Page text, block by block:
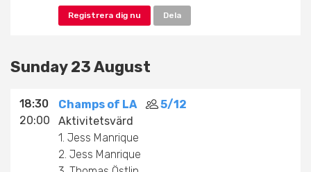
Registrera dig nu Dela
Sunday 23 August
18:30
20:00
Champs of LA
5/12
Aktivitetsvärd
1. Jess Manrique
2. Jess Manrique